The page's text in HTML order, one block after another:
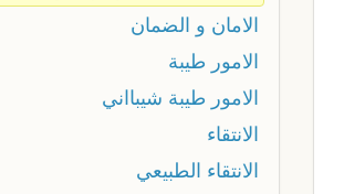
الامان و الضمان
الامور طيبة
الامور طيبة شيبااني
الانتقاء
الانتقاء الطبيعي